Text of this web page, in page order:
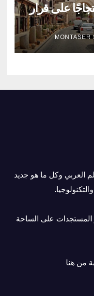
على قرار
MONTASER
العربي وكل ما هو جديد
المستجدات على الساحة
من هنا